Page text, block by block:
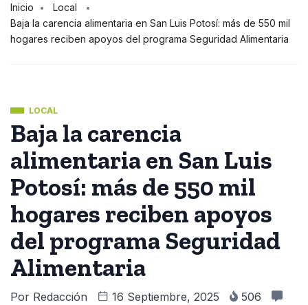
Inicio
Local
Baja la carencia alimentaria en San Luis Potosí: más de 550 mil
hogares reciben apoyos del programa Seguridad Alimentaria
LOCAL
Baja la carencia
alimentaria en San Luis
Potosí: más de 550 mil
hogares reciben apoyos
del programa Seguridad
Alimentaria
Por Redacción 16 Septiembre, 2025
506